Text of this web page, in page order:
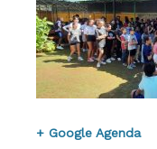
+ Google Agenda